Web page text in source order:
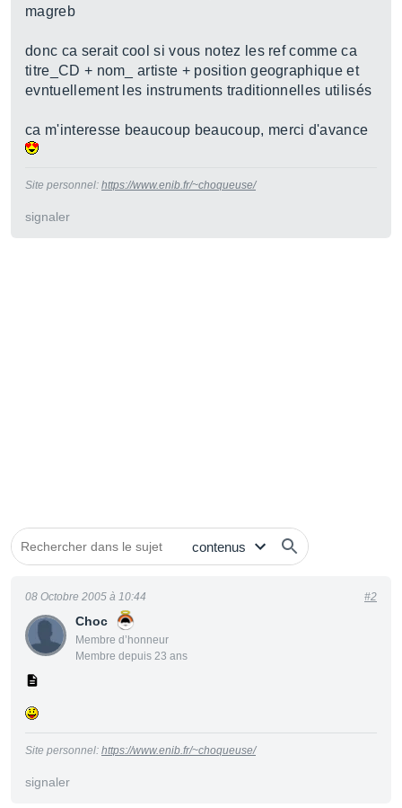
magreb
donc ca serait cool si vous notez les ref comme ca
titre_CD + nom_ artiste + position geographique et
evntuellement les instruments traditionnelles utilisés
ca m'interesse beaucoup beaucoup, merci d'avance
Site personnel: https://www.enib.fr/~choqueuse/
signaler
Choc
Membre d’honneur
Membre depuis 23 ans
08 Octobre 2005 à 10:44 #2
Site personnel: https://www.enib.fr/~choqueuse/
signaler